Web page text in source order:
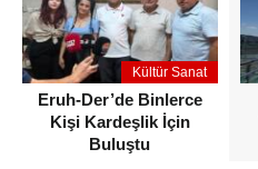
Kültür Sanat
Eruh-Der’de Binlerce
Kişi Kardeşlik İçin
Buluştu